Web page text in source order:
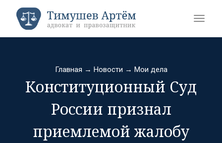
Главная → Новости → Мои дела
Конституционный Суд
России признал
приемлемой жалобу